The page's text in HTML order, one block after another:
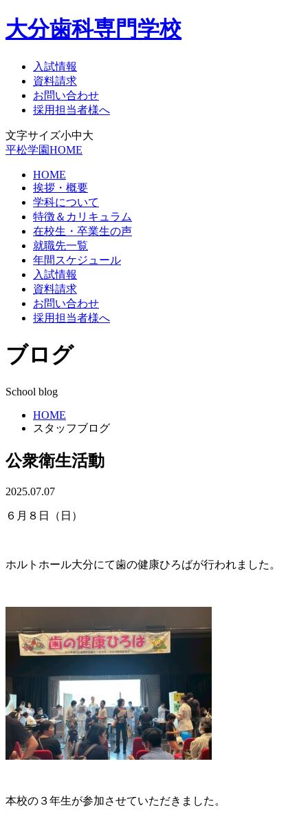
大分歯科専門学校
入試情報
資料請求
お問い合わせ
採用担当者様へ
文字サイズ小中大
平松学園HOME
HOME
挨拶・概要
学科について
特徴＆カリキュラム
在校生・卒業生の声
就職先一覧
年間スケジュール
入試情報
資料請求
お問い合わせ
採用担当者様へ
ブログ
School blog
HOME
スタッフブログ
公衆衛生活動
2025.07.07
６月８日（日）
ホルトホール大分にて歯の健康ひろばが行われました。
本校の３年生が参加させていただきました。